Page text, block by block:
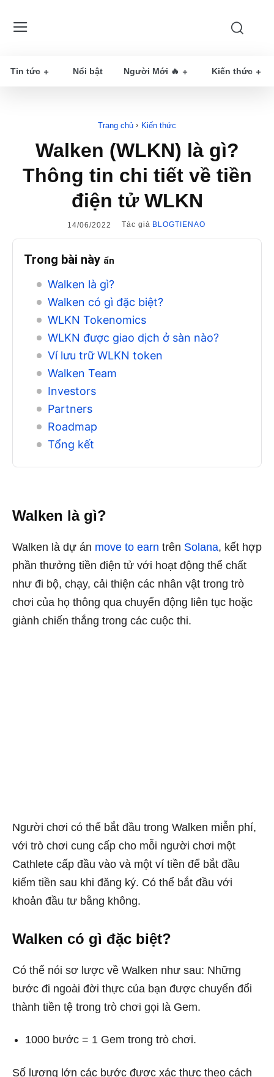
Tin tức Nổi bật Người Mới 🔥 Kiến thức
Trang chủ Kiến thức
Walken (WLKN) là gì?
Thông tin chi tiết về tiền
điện tử WLKN
14/06/2022 Tác giả BLOGTIENAO
Trong bài này ẩn
Walken là gì?
Walken có gì đặc biệt?
WLKN Tokenomics
WLKN được giao dịch ở sàn nào?
Ví lưu trữ WLKN token
Walken Team
Investors
Partners
Roadmap
Tổng kết
Walken là gì?
Walken là dự án move to earn trên Solana, kết hợp
phần thưởng tiền điện tử với hoạt động thể chất
như đi bộ, chạy, cải thiện các nhân vật trong trò
chơi của họ thông qua chuyển động liên tục hoặc
giành chiến thắng trong các cuộc thi.
Người chơi có thể bắt đầu trong Walken miễn phí,
với trò chơi cung cấp cho mỗi người chơi một
Cathlete cấp đầu vào và một ví tiền để bắt đầu
kiếm tiền sau khi đăng ký. Có thể bắt đầu với
khoản đầu tư bằng không.
Walken có gì đặc biệt?
Có thể nói sơ lược về Walken như sau: Những
bước đi ngoài đời thực của bạn được chuyển đổi
thành tiền tệ trong trò chơi gọi là Gem.
1000 bước = 1 Gem trong trò chơi.
Số lượng lớn các bước được xác thực theo cách